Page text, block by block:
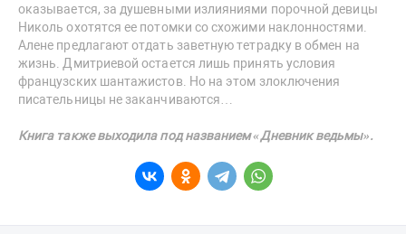
оказывается, за душевными излияниями порочной девицы
Николь охотятся ее потомки со схожими наклонностями.
Алене предлагают отдать заветную тетрадку в обмен на
жизнь. Дмитриевой остается лишь принять условия
французских шантажистов. Но на этом злоключения
писательницы не заканчиваются…
Книга также выходила под названием «Дневник ведьмы».